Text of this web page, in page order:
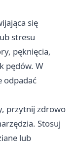
się
stresu
pęknięcia,
pędów. W
odpadać
przytnij zdrowo
Stosuj
lub